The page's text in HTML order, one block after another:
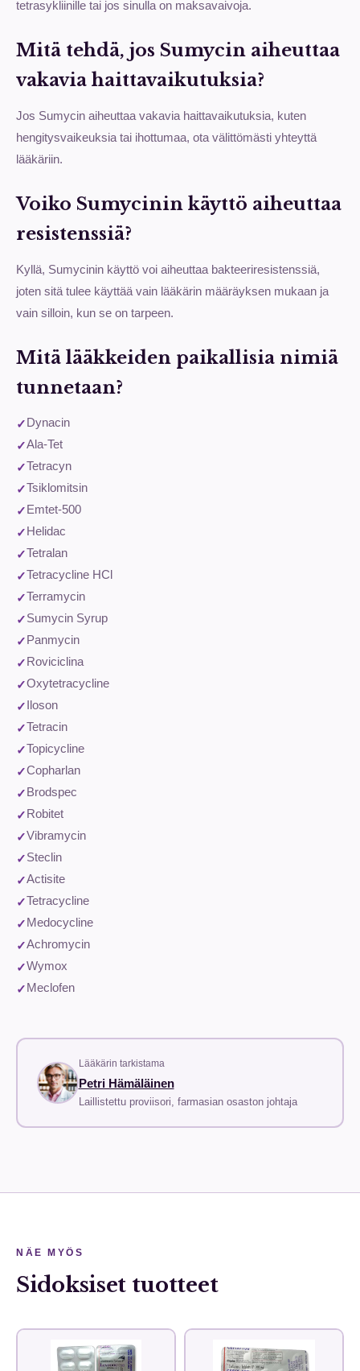
tetrasykliinille tai jos sinulla on maksavaivoja.
Mitä tehdä, jos Sumycin aiheuttaa
vakavia haittavaikutuksia?
Jos Sumycin aiheuttaa vakavia haittavaikutuksia, kuten
hengitysvaikeuksia tai ihottumaa, ota välittömästi yhteyttä
lääkäriin.
Voiko Sumycinin käyttö aiheuttaa
resistenssiä?
Kyllä, Sumycinin käyttö voi aiheuttaa bakteeriresistenssiä,
joten sitä tulee käyttää vain lääkärin määräyksen mukaan ja
vain silloin, kun se on tarpeen.
Mitä lääkkeiden paikallisia nimiä
tunnetaan?
Dynacin
Ala-Tet
Tetracyn
Tsiklomitsin
Emtet-500
Helidac
Tetralan
Tetracycline HCl
Terramycin
Sumycin Syrup
Panmycin
Roviciclina
Oxytetracycline
Iloson
Tetracin
Topicycline
Copharlan
Brodspec
Robitet
Vibramycin
Steclin
Actisite
Tetracycline
Medocycline
Achromycin
Wymox
Meclofen
Lääkärin tarkistama
Petri Hämäläinen
Laillistettu proviisori, farmasian osaston johtaja
NÄE MYÖS
Sidoksiset tuotteet